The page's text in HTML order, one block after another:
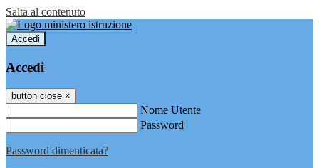
Salta al contenuto
Accedi
Accedi
button close ×
Nome Utente
Password
Password dimenticata?